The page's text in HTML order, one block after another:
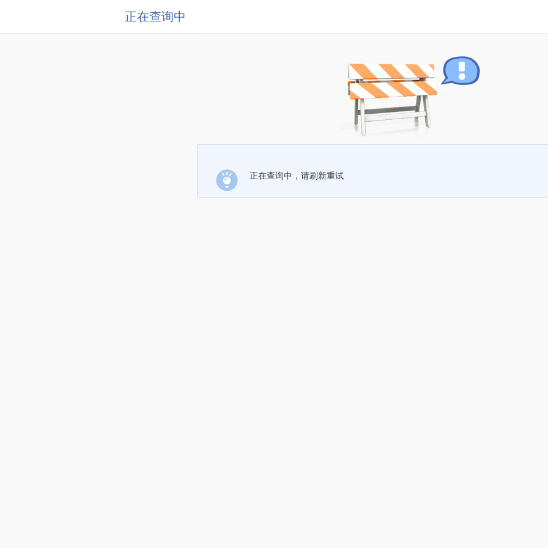
正在查询中
正在查询中，请刷新重试